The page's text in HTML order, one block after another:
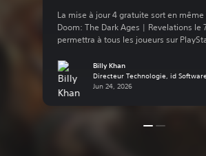
La mise à jour 4 gratuite sort en
Doom: The Dark Ages | Revelations le
permettra à tous les joueurs sur
monde médiéval infernal, grâce à la
PlayStation Spectral Super Resolution
version améliorée du PSSR, sortie […]
Billy Khan
Directeur Technologie, id Software
Jun 24, 2026